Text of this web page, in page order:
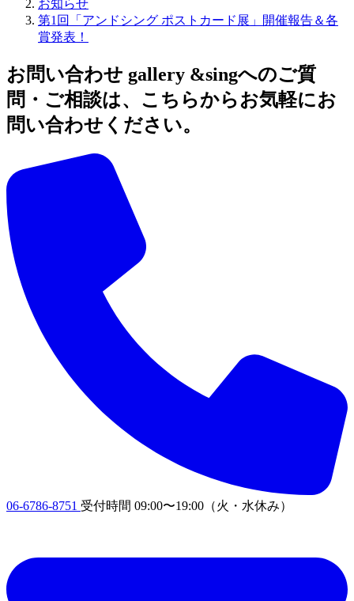
お知らせ
第1回「アンドシング ポストカード展」開催報告＆各
賞発表！
お問い合わせ gallery &singへのご質
問・ご相談は、こちらからお気軽にお
問い合わせください。
06-6786-8751 受付時間 09:00〜19:00 （火・水休み）